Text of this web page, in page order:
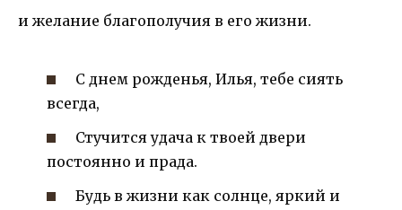
и желание благополучия в его жизни.
С днем рожденья, Илья, тебе сиять
всегда,
Стучится удача к твоей двери
постоянно и прада.
Будь в жизни как солнце, яркий и